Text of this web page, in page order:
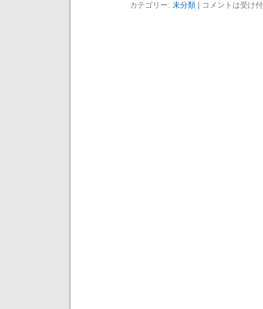
カテゴリー: 未分類 コメントは受け